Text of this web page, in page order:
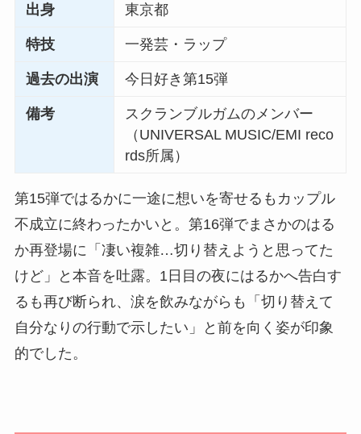
出身 東京都
特技 一発芸・ラップ
過去の出演 今日好き第15弾
備考
スクランブルガムのメンバー
（UNIVERSAL MUSIC/EMI reco
rds所属）
第15弾ではるかに一途に想いを寄せるもカップル
不成立に終わったかいと。第16弾でまさかのはる
か再登場に「凄い複雑…切り替えようと思ってた
けど」と本音を吐露。1日目の夜にはるかへ告白す
るも再び断られ、涙を飲みながらも「切り替えて
自分なりの行動で示したい」と前を向く姿が印象
的でした。